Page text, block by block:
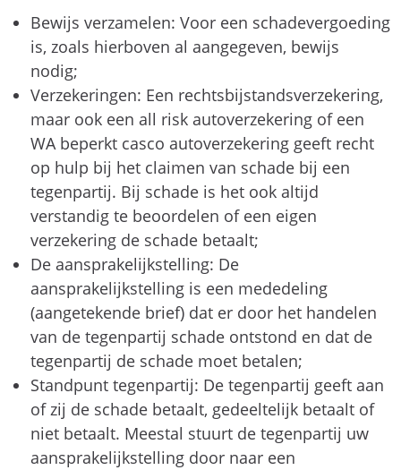
Bewijs verzamelen: Voor een schadevergoeding
is, zoals hierboven al aangegeven, bewijs
nodig;
Verzekeringen: Een rechtsbijstandsverzekering,
maar ook een all risk autoverzekering of een
WA beperkt casco autoverzekering geeft recht
op hulp bij het claimen van schade bij een
tegenpartij. Bij schade is het ook altijd
verstandig te beoordelen of een eigen
verzekering de schade betaalt;
De aansprakelijkstelling: De
aansprakelijkstelling is een mededeling
(aangetekende brief) dat er door het handelen
van de tegenpartij schade ontstond en dat de
tegenpartij de schade moet betalen;
Standpunt tegenpartij: De tegenpartij geeft aan
of zij de schade betaalt, gedeeltelijk betaalt of
niet betaalt. Meestal stuurt de tegenpartij uw
aansprakelijkstelling door naar een